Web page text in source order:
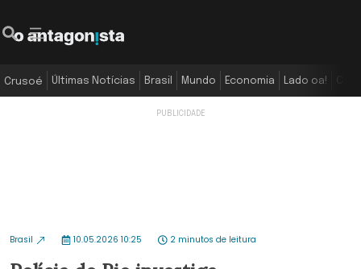
Crusoé Últimas Notícias Brasil Mundo Economia Lado oa!
Brasil 10.05.2026 10:25 2 minutos de leitura